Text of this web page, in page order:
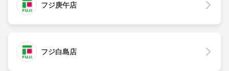
フジ庚午店
フジ白島店